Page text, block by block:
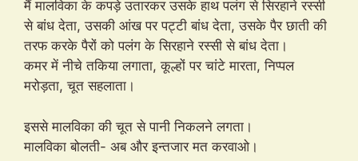
मैं मालविका के कपड़े उतारकर उसके हाथ पलंग से सिरहाने रस्सी
से बांध देता, उसकी आंख पर पट्टी बांध देता, उसके पैर छाती की
तरफ करके पैरों को पलंग के सिरहाने रस्सी से बांध देता।
कमर में नीचे तकिया लगाता, कूल्हों पर चांटे मारता, निप्पल
मरोड़ता, चूत सहलाता।
इससे मालविका की चूत से पानी निकलने लगता।
मालविका बोलती- अब और इन्तजार मत करवाओ।